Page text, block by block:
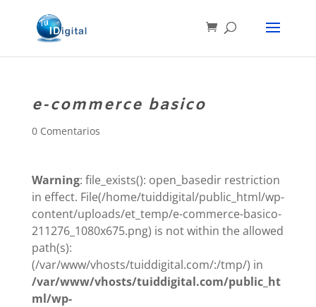
e-commerce basico
0 Comentarios
Warning: file_exists(): open_basedir restriction
in effect. File(/home/tuiddigital/public_html/wp-
content/uploads/et_temp/e-commerce-basico-
211276_1080x675.png) is not within the allowed
path(s):
(/var/www/vhosts/tuiddigital.com/:/tmp/) in
/var/www/vhosts/tuiddigital.com/public_ht
ml/wp-